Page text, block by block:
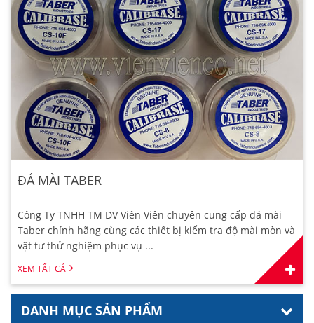
ĐÁ MÀI TABER
Công Ty TNHH TM DV Viên Viên chuyên cung cấp đá mài
Taber chính hãng cùng các thiết bị kiểm tra độ mài mòn và
vật tư thử nghiệm phục vụ ...
XEM TẤT CẢ
DANH MỤC SẢN PHẨM